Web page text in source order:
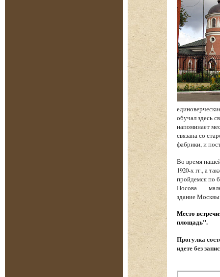
обучал здесь
напоминает
связана со
фабрики, и
Во время
1920-х гг., а
пройдемся по
Носова —
здание
Место
площадь".
Прогулка
идете без